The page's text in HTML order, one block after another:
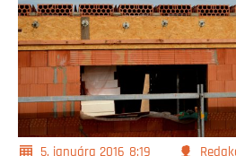
5. januára 2016 8:19